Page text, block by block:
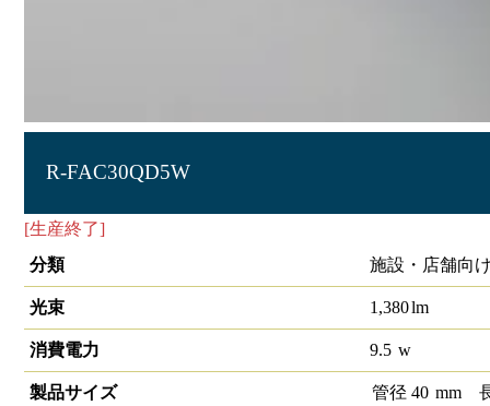
R-FAC30QD5W
[生産終了]
分類
施設・店舗向
光束 1,380lm
消費電力 9.5 w
製品サイズ 管径 40 mm